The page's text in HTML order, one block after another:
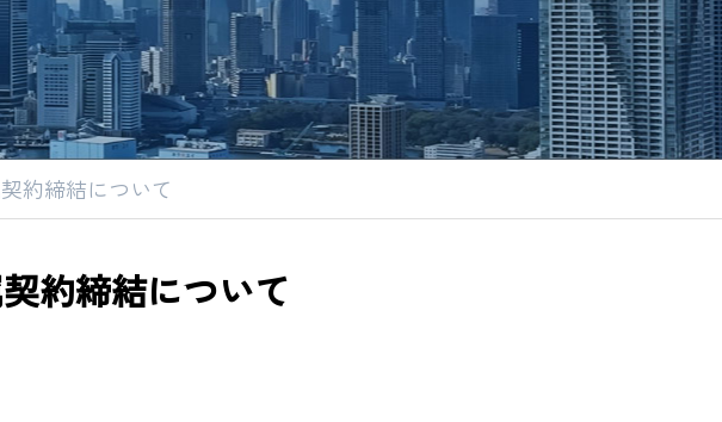
約締結について
約締結について